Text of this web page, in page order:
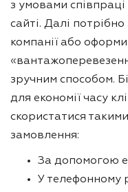
з умовами
сайті. Далі
компанії або
зручним способом.
для економії часу
скористатися
замовлення:
За допомогою
У телефонному